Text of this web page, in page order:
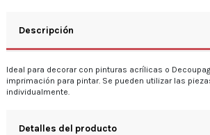
Descripción
Ideal para decorar con pinturas acrílicas o
imprimación para pintar. Se pueden utilizar las
individualmente.
Detalles del producto